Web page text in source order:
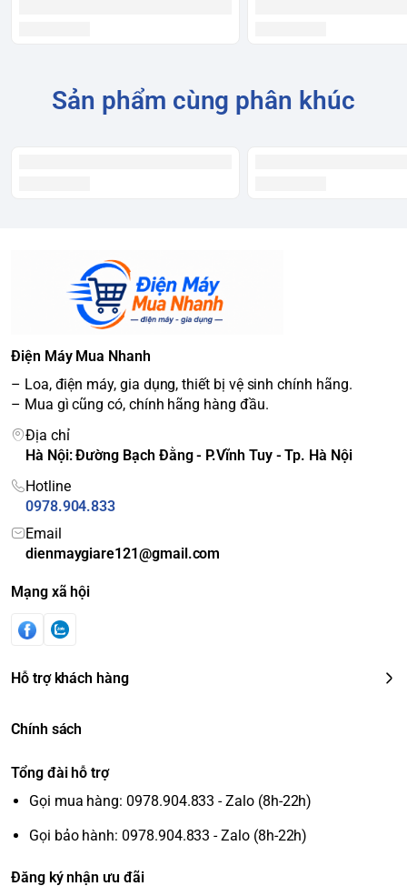
Sản phẩm cùng phân khúc
Điện Máy Mua Nhanh
– Loa, điện máy, gia dụng, thiết bị vệ sinh chính hãng.
– Mua gì cũng có, chính hãng hàng đầu.
Địa chỉ
Hà Nội: Đường Bạch Đằng - P.Vĩnh Tuy - Tp. Hà Nội
Hotline
0978.904.833
Email
dienmaygiare121@gmail.com
Mạng xã hội
Hỗ trợ khách hàng
Chính sách
Tổng đài hỗ trợ
Gọi mua hàng: 0978.904.833 - Zalo (8h-22h)
Gọi bảo hành: 0978.904.833 - Zalo (8h-22h)
Đăng ký nhận ưu đãi